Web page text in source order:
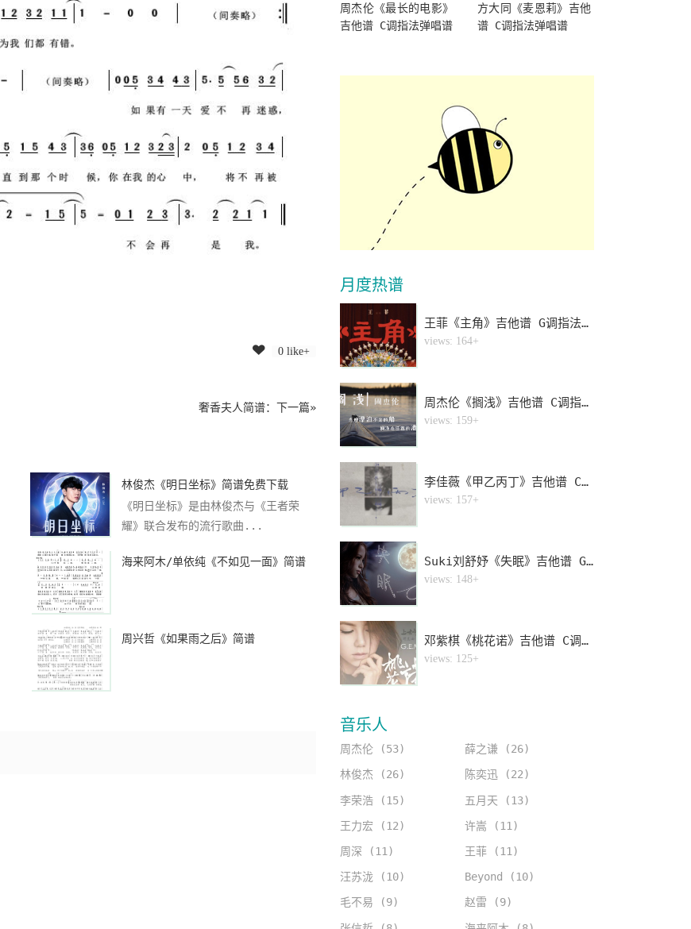
0 like+
奢香夫人简谱：下一篇»
林俊杰《明日坐标》简谱免费下载
《明日坐标》是由林俊杰与《王者荣
耀》联合发布的流行歌曲...
海来阿木/单依纯《不如见一面》简谱
周兴哲《如果雨之后》简谱
周杰伦《最长的电影》
吉他谱 C调指法弹唱谱
方大同《麦恩莉》吉他
谱 C调指法弹唱谱
月度热谱
1
王菲《主角》吉他谱 G调指法弹唱谱
views: 164+
2
周杰伦《搁浅》吉他谱 C调指法弹唱谱
views: 159+
3
李佳薇《甲乙丙丁》吉他谱 C调指法弹唱谱
views: 157+
4
Suki刘舒妤《失眠》吉他谱 G调指法弹唱谱
views: 148+
5
邓紫棋《桃花诺》吉他谱 C调指法弹唱谱
views: 125+
音乐人
周杰伦 (53) 薛之谦 (26)
林俊杰 (26) 陈奕迅 (22)
李荣浩 (15) 五月天 (13)
王力宏 (12) 许嵩 (11)
周深 (11) 王菲 (11)
汪苏泷 (10) Beyond (10)
毛不易 (9) 赵雷 (9)